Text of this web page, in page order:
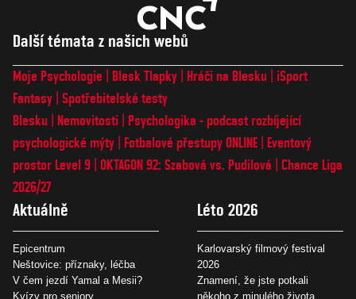
Další témata z našich webů
Moje Psychologie Blesk Tlapky Hráči na Blesku
iSport
Fantasy Spotřebitelské testy
Blesku
Nemovitosti
Psychologika - podcast rozbíjející
psychologické mýty
Fotbalové přestupy ONLINE
Eventový
prostor Level 9 OKTAGON 92: Szabová vs. Pudilová
Chance Liga
2026/27
Aktuálně
Epicentrum
Neštovice: příznaky, léčba
V čem jezdí Yamal a Mesii?
Kvízy pro seniory
Léto 2026
Karlovarský filmový festival
2026
Znamení, že jste potkali
někoho z minulého života